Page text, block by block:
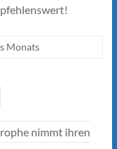
Monats
nimmt ihren